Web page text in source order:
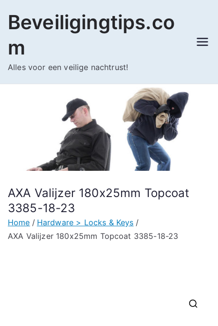
naar
inhoud
Beveiligingtips.co
m
Alles voor een veilige nachtrust!
AXA Valijzer 180x25mm Topcoat
3385-18-23
Home
Hardware > Locks & Keys
AXA Valijzer 180x25mm Topcoat 3385-18-23